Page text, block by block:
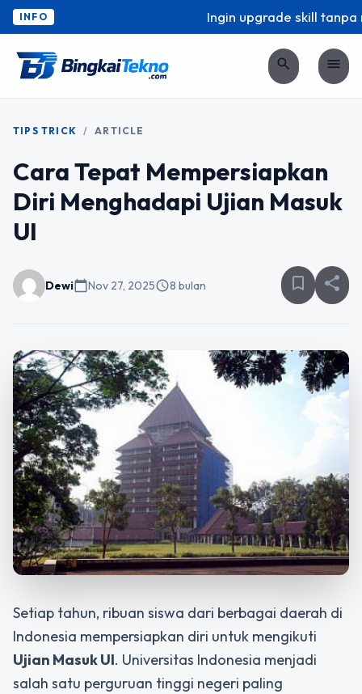
INFO Ingin upgrade skill tanpa
search menu
TIPS TRICK / ARTICLE
Cara Tepat Mempersiapkan
Diri Menghadapi Ujian Masuk
UI
Dewicalendar_todayNov 27, 2025schedule8 bulan bookmark_border share
Setiap tahun, ribuan siswa dari berbagai daerah di
Indonesia mempersiapkan diri untuk mengikuti
Ujian Masuk UI. Universitas Indonesia menjadi
salah satu perguruan tinggi negeri paling